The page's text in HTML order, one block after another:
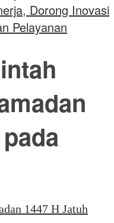
Dorong Inovasi
Pelayanan